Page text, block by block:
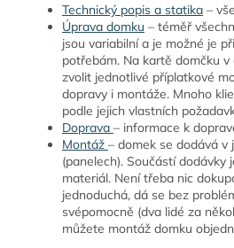
Technický popis a statika –
Úprava domku – téměř
jsou variabilní a je možné je
potřebám. Na kartě domčku
zvolit jednotlivé příplatkové
dopravy i montáže. Mnoho
podle jejich vlastních
Doprava – informace k
Montáž – domek se dodává v
(panelech). Součástí dodávky
materiál. Není třeba nic
jednoduchá, dá se bez
svépomocně (dva lidé za
můžete montáž domku